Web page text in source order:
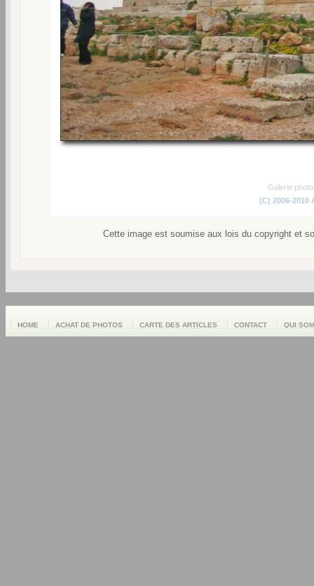
Galerie
(C) 2006-2010
Cette image est soumise aux lois du copyright et
HOME ACHAT DE PHOTOS CARTE DES ARTICLES CONTACT QUI